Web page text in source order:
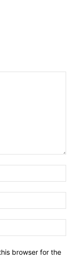
browser for the